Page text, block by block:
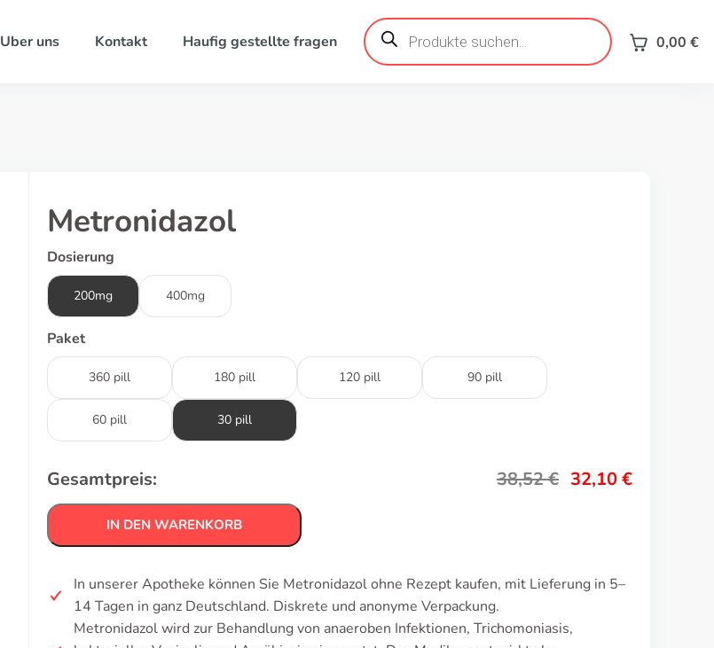
Uber uns Kontakt Haufig gestellte fragen
Products
search 0,00 €
Metronidazol
Dosierung
200mg 400mg
Paket
360 pill 180 pill 120 pill 90 pill
60 pill 30 pill
Gesamtpreis: 38,52€ 32,10€
IN DEN WARENKORB
In unserer Apotheke können Sie Metronidazol ohne Rezept kaufen, mit Lieferung in 5–
14 Tagen in ganz Deutschland. Diskrete und anonyme Verpackung.
Metronidazol wird zur Behandlung von anaeroben Infektionen, Trichomoniasis,